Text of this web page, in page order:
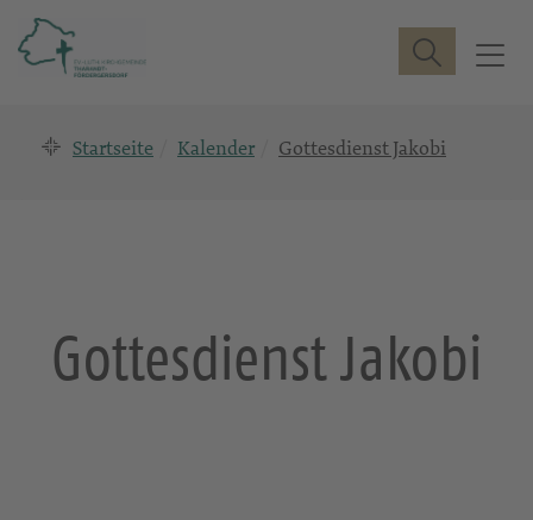
T
Suche
Startseite Kalender Gottesdienst Jakobi
Gottesdienst Jakobi